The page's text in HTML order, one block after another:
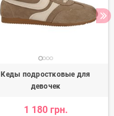
Кеды подростковые для
девочек
1 180 грн.